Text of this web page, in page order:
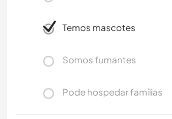
Temos mascotes
Somos fumantes
Pode hospedar famílias